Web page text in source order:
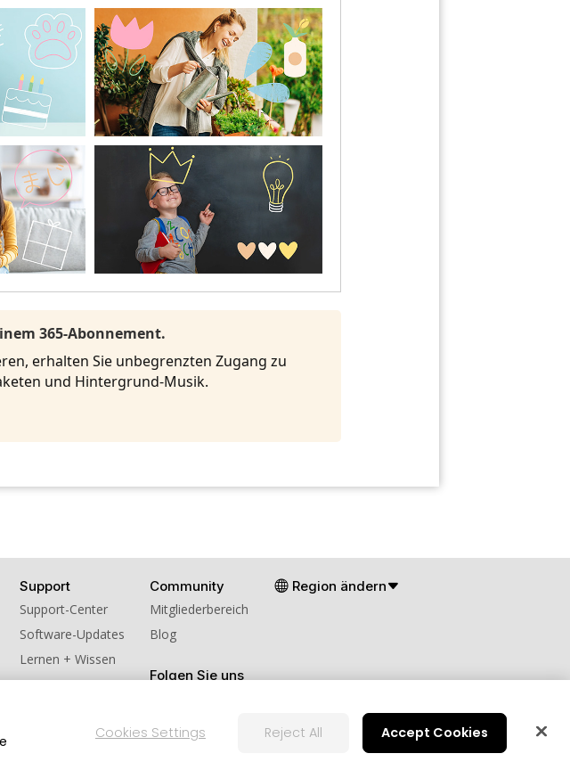
365-Abonnement.
erhalten Sie unbegrenzten Zugang zu
und Hintergrund-Musik.
Support
Support-Center
Software-Updates
Lernen + Wissen
Community
Mitgliederbereich
Blog
Folgen Sie uns
Region ändern
Cookies Settings Reject All Accept Cookies